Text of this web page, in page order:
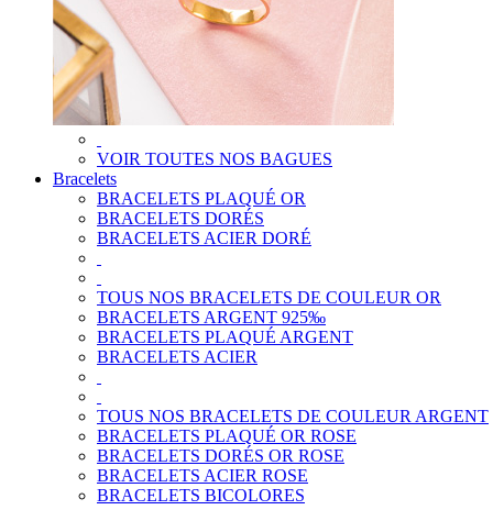
VOIR TOUTES NOS BAGUES
Bracelets
BRACELETS PLAQUÉ OR
BRACELETS DORÉS
BRACELETS ACIER DORÉ
TOUS NOS BRACELETS DE COULEUR OR
BRACELETS ARGENT 925‰
BRACELETS PLAQUÉ ARGENT
BRACELETS ACIER
TOUS NOS BRACELETS DE COULEUR ARGENT
BRACELETS PLAQUÉ OR ROSE
BRACELETS DORÉS OR ROSE
BRACELETS ACIER ROSE
BRACELETS BICOLORES